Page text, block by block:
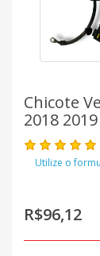
Chicote
2018
Utilize o
R$96,12